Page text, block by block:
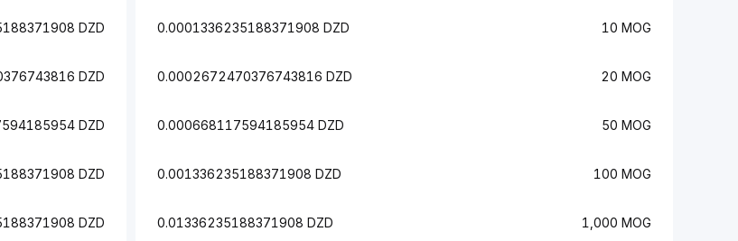
DZD
DZD
DZD
DZD
DZD
0.0001336235188371908 DZD 10 MOG
0.0002672470376743816 DZD 20 MOG
0.000668117594185954 DZD 50 MOG
0.001336235188371908 DZD 100 MOG
0.01336235188371908 DZD 1,000 MOG